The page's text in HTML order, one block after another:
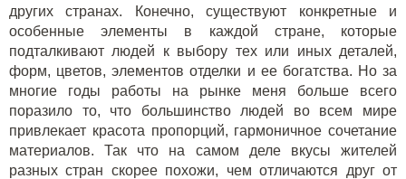
других странах. Конечно, существуют конкретные и
особенные элементы в каждой стране, которые
подталкивают людей к выбору тех или иных деталей,
форм, цветов, элементов отделки и ее богатства. Но за
многие годы работы на рынке меня больше всего
поразило то, что большинство людей во всем мире
привлекает красота пропорций, гармоничное сочетание
материалов. Так что на самом деле вкусы жителей
разных стран скорее похожи, чем отличаются друг от